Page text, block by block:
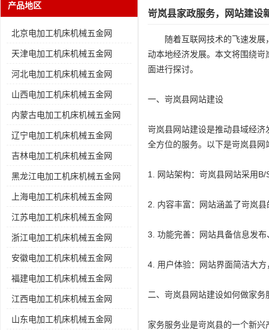
产品地区
北京电加工机床机械五金网
天津电加工机床机械五金网
河北电加工机床机械五金网
山西电加工机床机械五金网
内蒙古电加工机床机械五金网
辽宁电加工机床机械五金网
吉林电加工机床机械五金网
黑龙江电加工机床机械五金网
上海电加工机床机械五金网
江苏电加工机床机械五金网
浙江电加工机床机械五金网
安徽电加工机床机械五金网
福建电加工机床机械五金网
江西电加工机床机械五金网
山东电加工机床机械五金网
岢岚县家政服务，网站建设
随着互联网技术的飞速发
动本地经济发展。本文将围绕
面进行探讨。
一、岢岚县网站建设
岢岚县网站建设是推动县域经
全方位的服务。以下是岢岚县网
1. 网站架构：岢岚县网站采用
2. 内容丰富：网站涵盖了岢岚
3. 功能完善：网站具备信息发
4. 用户体验：网站界面简洁大
二、岢岚县网站建设如何做家务
家务服务业是岢岚县的一个新